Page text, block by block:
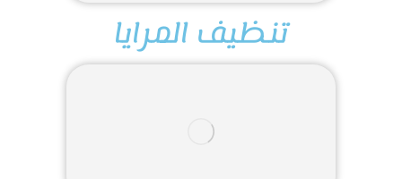
تنظيف المرايا